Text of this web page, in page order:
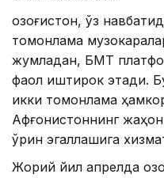
Қозоғистон, ўз
томонлама
жумладан, БМТ
фаол иштирок этади.
икки томонлама
Афғонистоннинг
ўрин эгаллашига
Жорий йил апрелда